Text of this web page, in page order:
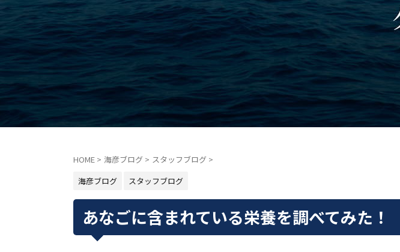
HOME > 海彦ブログ > スタッフブログ >
海彦ブログ
スタッフブログ
あなごに含まれている栄養を調べてみた！